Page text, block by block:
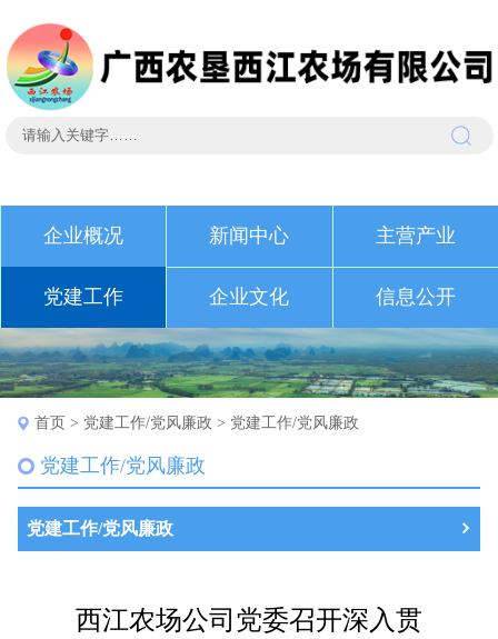
企业概况 新闻中心 主营产业
党建工作 企业文化 信息公开
首页 > 党建工作/党风廉政 > 党建工作/党风廉政
党建工作/党风廉政
党建工作/党风廉政
西江农场公司党委召开深入贯